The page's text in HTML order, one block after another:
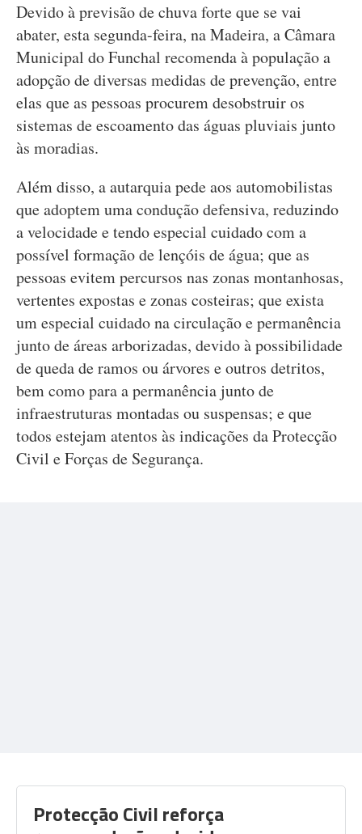
Devido à previsão de chuva forte que se vai
abater, esta segunda-feira, na Madeira, a Câmara
Municipal do Funchal recomenda à população a
adopção de diversas medidas de prevenção, entre
elas que as pessoas procurem desobstruir os
sistemas de escoamento das águas pluviais junto
às moradias.
Além disso, a autarquia pede aos automobilistas
que adoptem uma condução defensiva, reduzindo
a velocidade e tendo especial cuidado com a
possível formação de lençóis de água; que as
pessoas evitem percursos nas zonas montanhosas,
vertentes expostas e zonas costeiras; que exista
um especial cuidado na circulação e permanência
junto de áreas arborizadas, devido à possibilidade
de queda de ramos ou árvores e outros detritos,
bem como para a permanência junto de
infraestruturas montadas ou suspensas; e que
todos estejam atentos às indicações da Protecção
Civil e Forças de Segurança.
Protecção Civil reforça